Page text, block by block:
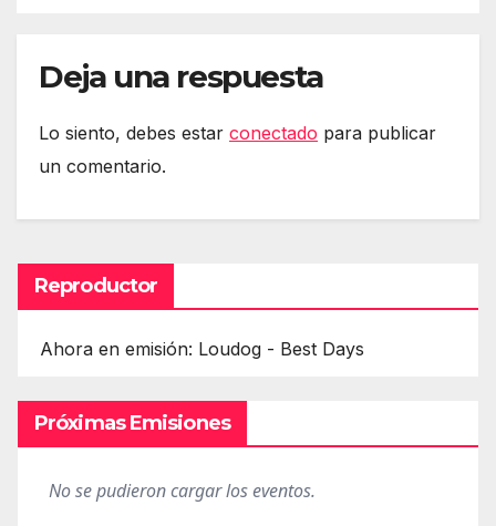
Deja una respuesta
Lo siento, debes estar conectado para publicar
un comentario.
Reproductor
Ahora en emisión: Loudog - Best Days
Próximas Emisiones